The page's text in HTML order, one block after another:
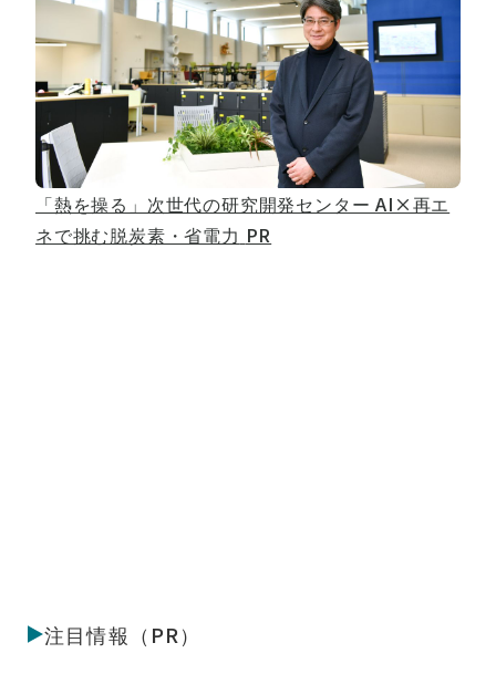
「熱を操る」次世代の研究開発センター AI×再エ
ネで挑む脱炭素・省電力 PR
注目情報（PR）